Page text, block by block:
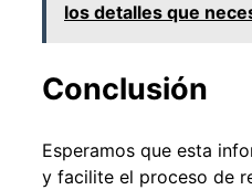
los detalles que
Conclusión
Esperamos que esta
y facilite el proceso de